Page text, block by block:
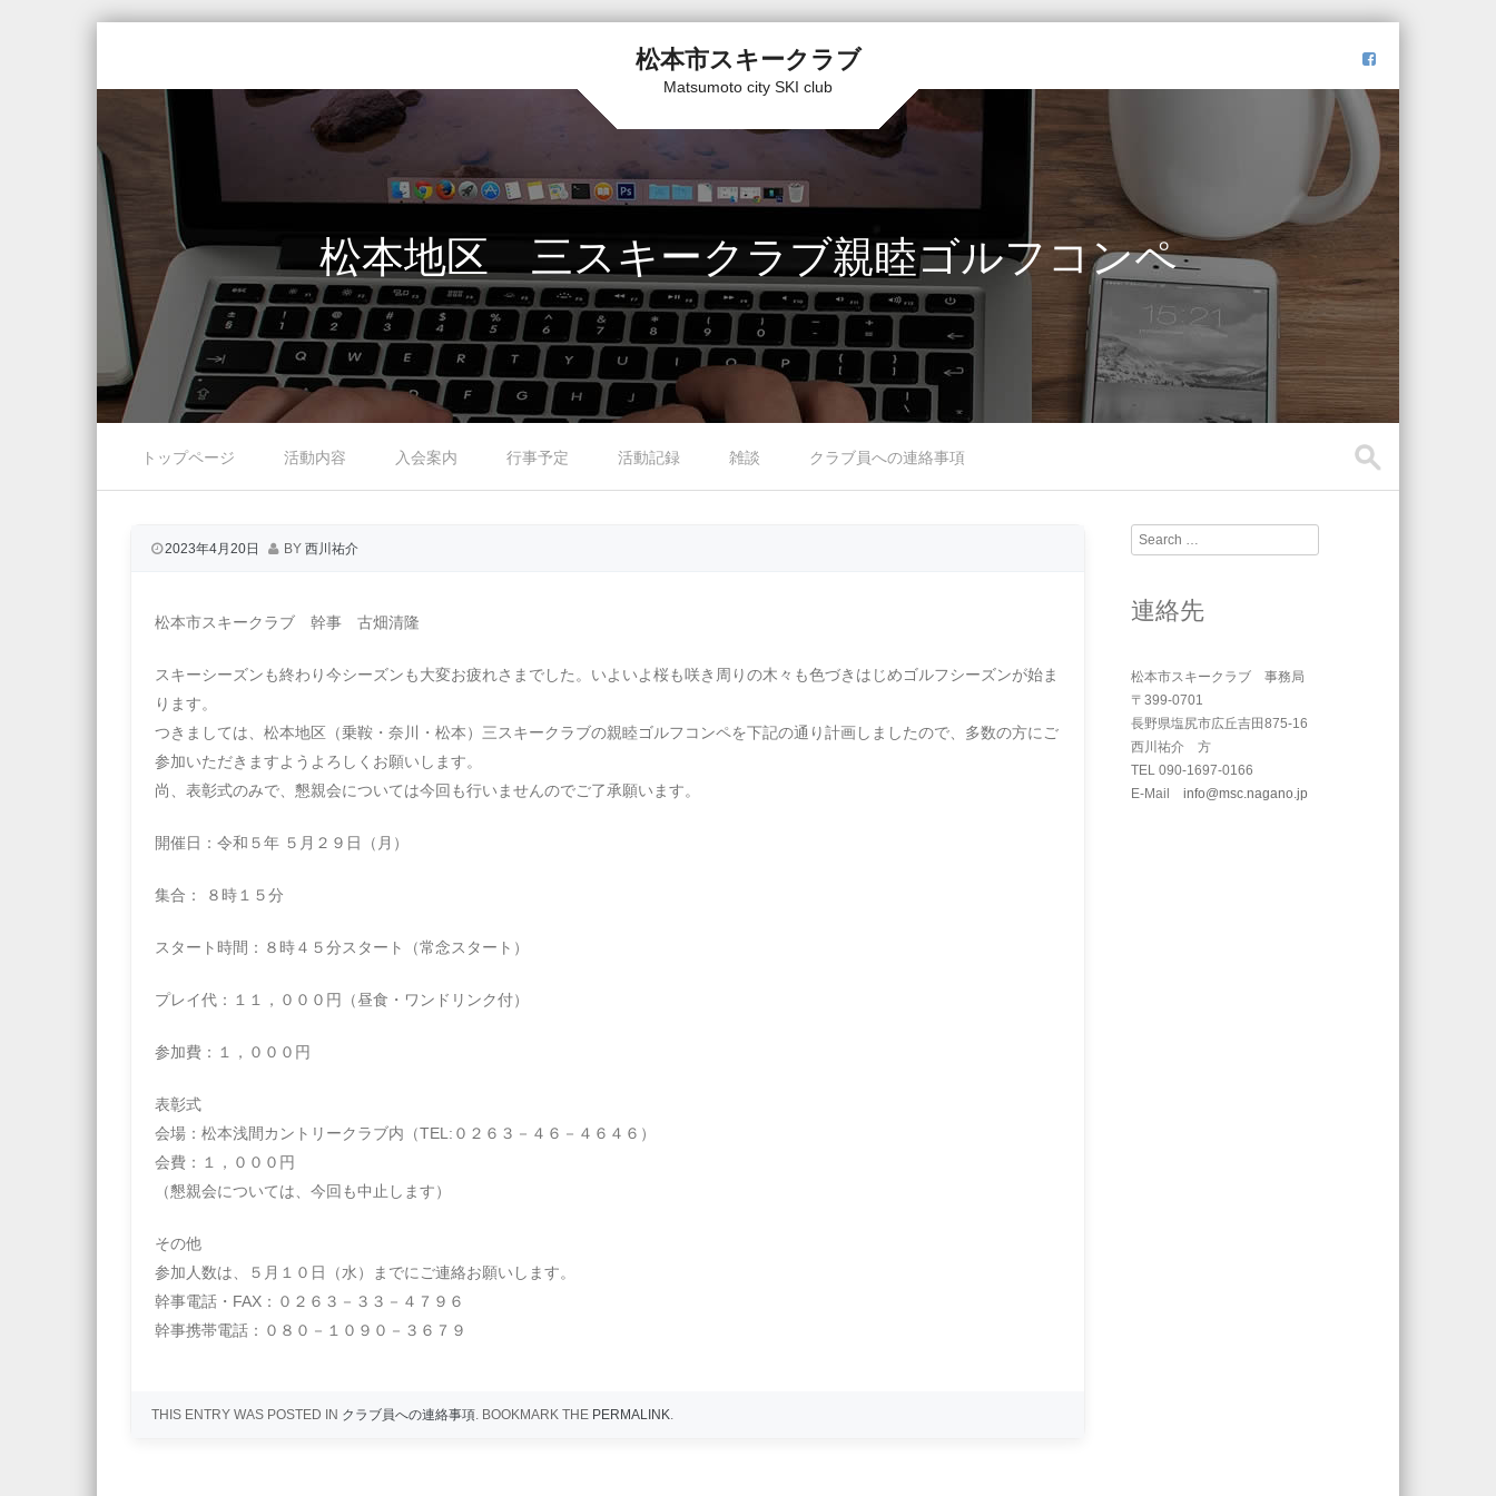
松本市スキークラブ
Matsumoto city SKI club
松本地区 三スキークラブ親睦ゴルフコンペ
Menuトップページ
活動内容 入会案内 行事予定 活動記録 雑談 クラブ員への連絡事項
2023年4月20日 BY 西川祐介
松本市スキークラブ 幹事 古畑清隆
スキーシーズンも終わり今シーズンも大変お疲れさまでした。いよいよ桜も咲き周りの木々も色づきはじめゴルフシーズンが始ま
ります。
つきましては、松本地区（乗鞍・奈川・松本）三スキークラブの親睦ゴルフコンペを下記の通り計画しましたので、多数の方にご
参加いただきますようよろしくお願いします。
尚、表彰式のみで、懇親会については今回も行いませんのでご了承願います。
開催日：令和５年 ５月２９日（月）
集合： ８時１５分
スタート時間：８時４５分スタート（常念スタート）
プレイ代：１１，０００円（昼食・ワンドリンク付）
参加費：１，０００円
表彰式
会場：松本浅間カントリークラブ内（TEL:０２６３－４６－４６４６）
会費：１，０００円
（懇親会については、今回も中止します）
その他
参加人数は、５月１０日（水）までにご連絡お願いします。
幹事電話・FAX：０２６３－３３－４７９６
幹事携帯電話：０８０－１０９０－３６７９
THIS ENTRY WAS POSTED IN クラブ員への連絡事項. BOOKMARK THE PERMALINK.
Search
連絡先
松本市スキークラブ 事務局
〒399-0701
長野県塩尻市広丘吉田875-16
西川祐介 方
TEL 090-1697-0166
E-Mailinfo@msc.nagano.jp